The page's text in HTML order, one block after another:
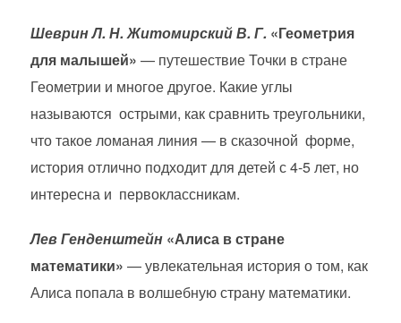
Шеврин Л. Н. Житомирский В. Г. «Геометрия
для малышей» — путешествие Точки в стране
Геометрии и многое другое. Какие углы
называются острыми, как сравнить треугольники,
что такое ломаная линия — в сказочной форме,
история отлично подходит для детей с 4-5 лет, но
интересна и первоклассникам.
Лев Генденштейн «Алиса в стране
математики» — увлекательная история о том, как
Алиса попала в волшебную страну математики.